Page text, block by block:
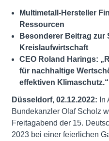
Multimetall-Hersteller
Ressourcen
Besonderer Beitrag zur
Kreislaufwirtschaft
CEO Roland Harings:
für nachhaltige
effektiven Klimaschutz.“
Düsseldorf, 02.12.2022: In
Bundekanzler Olaf Scholz
Freitagabend der 15.
2023 bei einer feierlichen